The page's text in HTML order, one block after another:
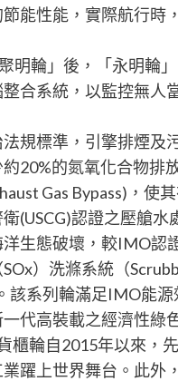
能性能，實際航行時
明輪」後，「永明輪
合系統，以監控無人
規標準，引擎排煙
20%的氮氧化合物排
Gas Bypass)，使
(USCG)認證之壓艙
生態破壞，較IMO認
）洗滌系統（
該系列輪滿足IMO能
代高裝載之經濟性綠
櫃輪自2015年以來，
躍上世界舞台。此外